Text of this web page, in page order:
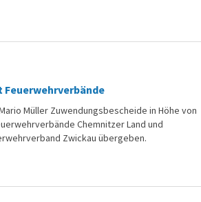
Müller Zuwendungsbescheide in Höhe von
Chemnitzer Land und
Zwickau übergeben.